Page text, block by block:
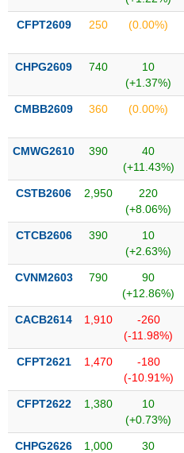
liệu
Tâm
lý
trường
CFPT2609 250 (0.00%)
CHPG2609 740
10
(+1.37%)
CMBB2609 360 (0.00%)
CMWG2610 390
40
(+11.43%)
CSTB2606 2,950
220
(+8.06%)
CTCB2606 390
10
(+2.63%)
CVNM2603 790
90
(+12.86%)
CACB2614 1,910
-260
(-11.98%)
CFPT2621 1,470
-180
(-10.91%)
CFPT2622 1,380
10
(+0.73%)
CHPG2626 1,000
30
TIÊU
KHÔNG
YẾU
TIÊU
DÙNG
YẾU
CHĂM
SÓC
KHỎE